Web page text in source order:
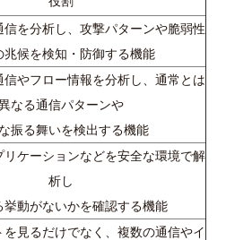
信を分析し、攻撃パターンや脆弱性
兆候を検知・防御する機能
信やフロー情報を分析し、通常とは
なる通信パターンや
振る舞いを検出する機能
リケーションなどを安全な環境で解
析し
挙動がないかを確認する機能
見るだけでなく、複数の通信やイ